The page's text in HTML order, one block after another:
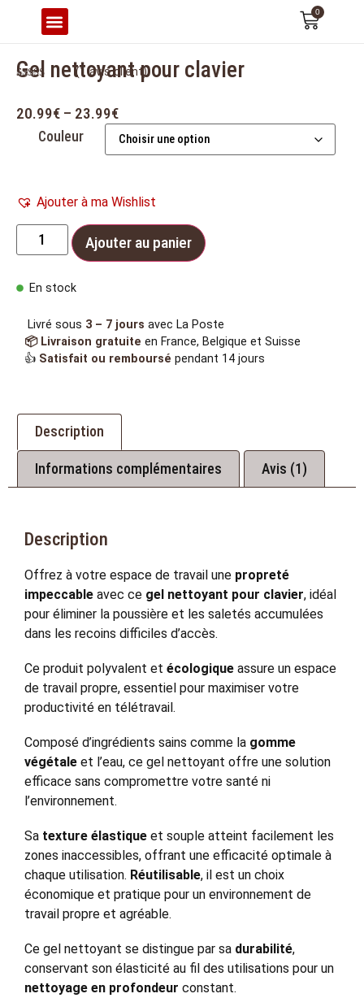
0
Gel nettoyant pour clavier
sur notation
client
(1avis client)
20.99€ – 23.99€
Couleur
Ajouter à ma Wishlist
Ajouter au panier
En stock
Livré sous 3 – 7 jours avec La Poste
📦 Livraison gratuite en France, Belgique et Suisse
👍 Satisfait ou remboursé pendant 14 jours
Description
Informations complémentaires Avis (1)
Description
Offrez à votre espace de travail une propreté
impeccable avec ce gel nettoyant pour clavier, idéal
pour éliminer la poussière et les saletés accumulées
dans les recoins difficiles d’accès.
Ce produit polyvalent et écologique assure un espace
de travail propre, essentiel pour maximiser votre
productivité en télétravail.
Composé d’ingrédients sains comme la gomme
végétale et l’eau, ce gel nettoyant offre une solution
efficace sans compromettre votre santé ni
l’environnement.
Sa texture élastique et souple atteint facilement les
zones inaccessibles, offrant une efficacité optimale à
chaque utilisation. Réutilisable, il est un choix
économique et pratique pour un environnement de
travail propre et agréable.
Ce gel nettoyant se distingue par sa durabilité,
conservant son élasticité au fil des utilisations pour un
nettoyage en profondeur constant.